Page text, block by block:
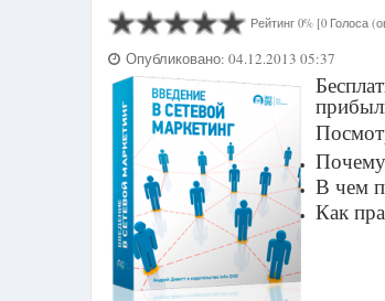
Рейтинг 0% [0 Голоса
Опубликовано: 04.12.2013 05:37
В чем
Как